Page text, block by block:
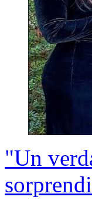
"Un